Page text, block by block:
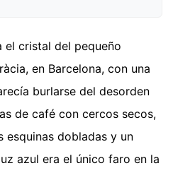
el cristal del pequeño
en Barcelona, con una
burlarse del desorden
de café con cercos secos,
esquinas dobladas y un
azul era el único faro en la